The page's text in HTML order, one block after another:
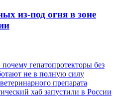
из-под огня в зоне
гепатопротекторы без
не в полную силу
препарата
хаб запустили в России